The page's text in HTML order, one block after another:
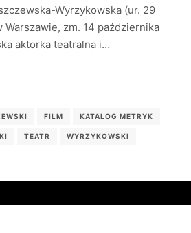
Wyrzykowska (ur. 29
Warszawie, zm. 14 października
aktorka teatralna i…
FILM KATALOG METRYK
TEATR WYRZYKOWSKI